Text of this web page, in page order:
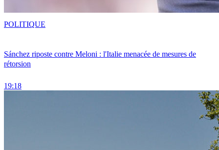
Sánchez riposte contre Meloni : l'Italie menacée de mesures de
rétorsion
19:18
POLITIQUE